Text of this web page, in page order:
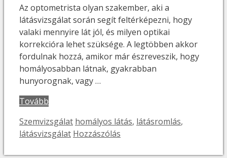
Az optometrista olyan szakember, aki a
látásvizsgálat során segít feltérképezni, hogy
valaki mennyire lát jól, és milyen optikai
korrekcióra lehet szüksége. A legtöbben akkor
fordulnak hozzá, amikor már észreveszik, hogy
homályosabban látnak, gyakrabban
hunyorognak, vagy …
Tovább
Kategória
Szemvizsgálat Címkék
homályos látás, látásromlás,
látásvizsgálat Hozzászólás